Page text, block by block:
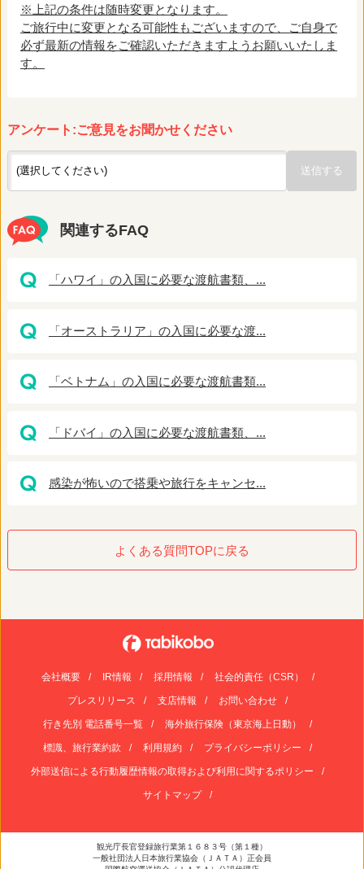
※上記の条件は随時変更となります。
ご旅行中に変更となる可能性もございますので、ご自身で
必ず最新の情報をご確認いただきますようお願いいたしま
す。
アンケート:ご意見をお聞かせください
関連するFAQ
「ハワイ」の入国に必要な渡航書類、...
「オーストラリア」の入国に必要な渡...
「ベトナム」の入国に必要な渡航書類...
「ドバイ」の入国に必要な渡航書類、...
感染が怖いので搭乗や旅行をキャンセ...
よくある質問TOPに戻る
会社概要 IR情報 採用情報 社会的責任（CSR）
プレスリリース 支店情報 お問い合わせ
行き先別 電話番号一覧 海外旅行保険（東京海上日動）
標識、旅行業約款 利用規約 プライバシーポリシー
外部送信による行動履歴情報の取得および利用に関するポリシー
サイトマップ
観光庁長官登録旅行業第１６８３号（第１種）
一般社団法人日本旅行業協会（ＪＡＴＡ）正会員